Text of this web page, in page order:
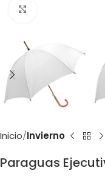
Inicio Invierno
Paraguas